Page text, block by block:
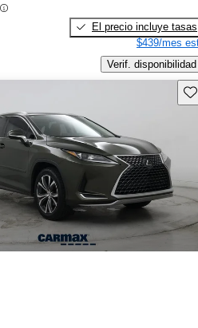
El precio incluye tasas
$439/mes
Verif. disponibilidad